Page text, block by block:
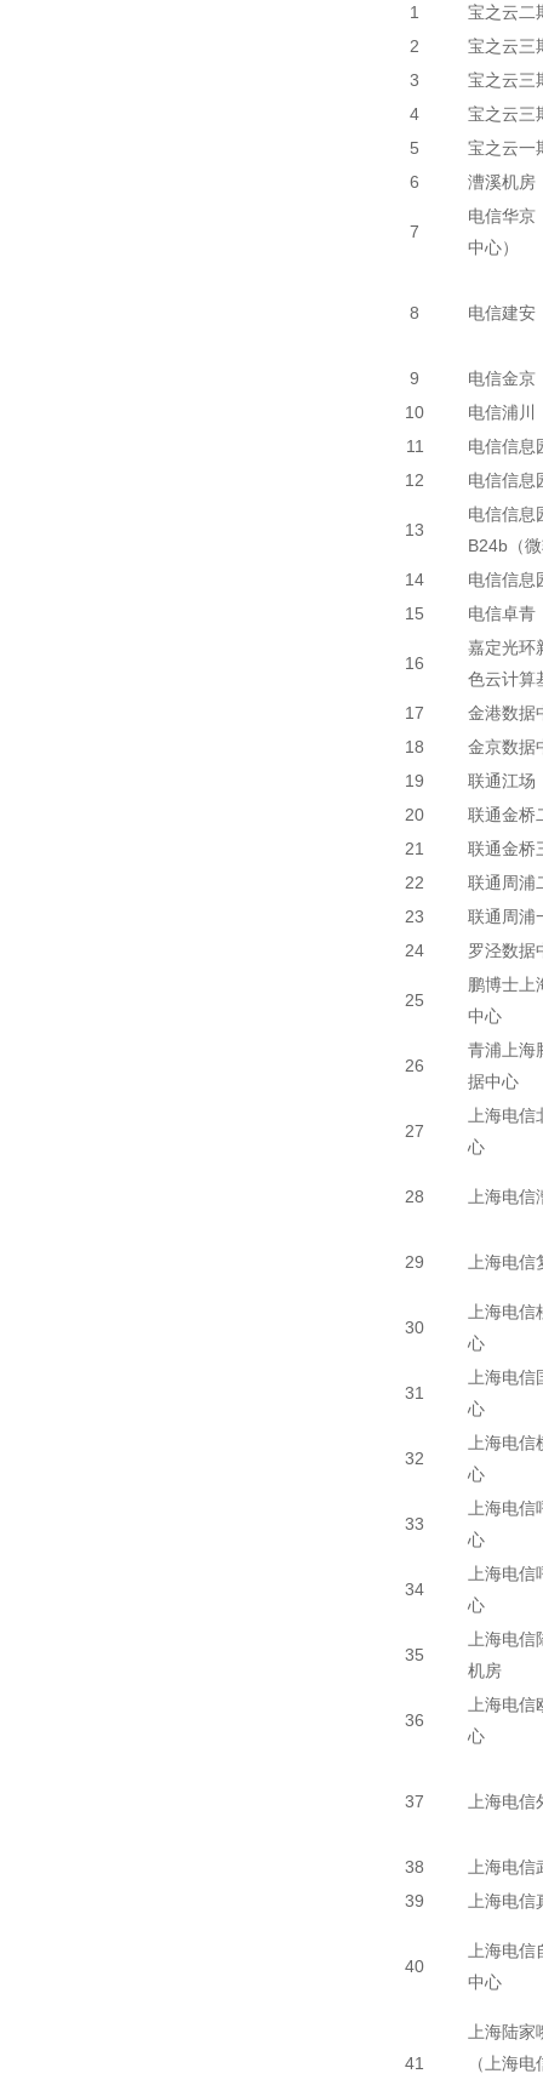
1
宝之云二
2
宝之云三
3
宝之云三
4
宝之云三
5
宝之云一
6
漕溪机房
7
电信华京
中心）
8 电信建安
9
电信金京
10
电信浦川
11
电信信息
12
电信信息
13
电信信息
B24b（
14
电信信息
15
电信卓青
16
嘉定光环
色云计算
17
金港数据
18
金京数据
19
联通江场
20
联通金桥
21
联通金桥
22
联通周浦
23
联通周浦
24
罗泾数据
25
鹏博士上
中心
26
青浦上海
据中心
27
上海电
心
28 上海电
29 上海电
30
上海电
心
31
上海电
心
32
上海电
心
33
上海电
心
34
上海电
心
35
上海电
机房
36
上海电
心
37 上海电
38
上海电
39
上海电
40
上海电
中心
41
上海陆
（上海